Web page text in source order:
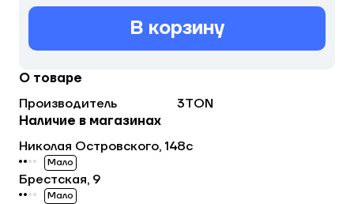
В корзину
О товаре
Производитель
3TON
Наличие в магазинах
Николая Островского, 148с
Мало
Брестская, 9
Мало